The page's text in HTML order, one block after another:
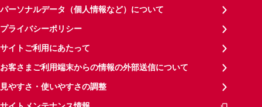
パーソナルデータ（個人情報など）について
プライバシーポリシー
サイトご利用にあたって
お客さまご利用端末からの情報の外部送信について
見やすさ・使いやすさの調整